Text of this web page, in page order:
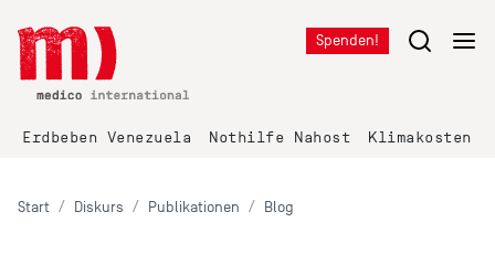
Spenden!
Erdbeben Venezuela Nothilfe Nahost Klimakosten
Start Diskurs Publikationen Blog